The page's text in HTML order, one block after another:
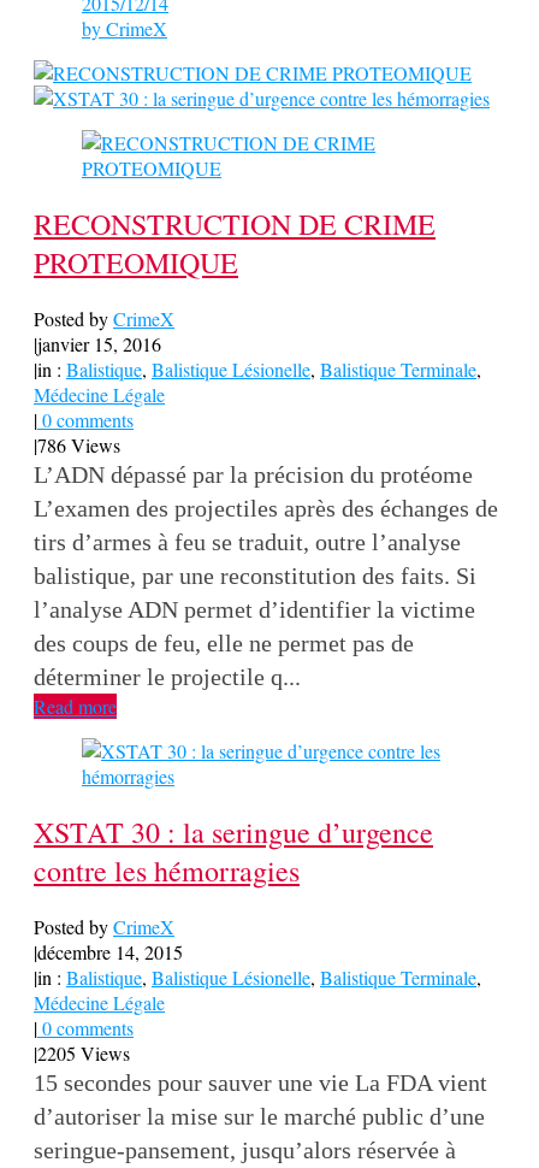
byCrimeX
RECONSTRUCTION DE CRIME
PROTEOMIQUE
Posted byCrimeX
|janvier 15, 2016
|in : Balistique, Balistique Lésionelle, Balistique Terminale,
Médecine Légale
|0 comments
|786 Views
L’ADN dépassé par la précision du protéome
L’examen des projectiles après des échanges de
tirs d’armes à feu se traduit, outre l’analyse
balistique, par une reconstitution des faits. Si
l’analyse ADN permet d’identifier la victime
des coups de feu, elle ne permet pas de
déterminer le projectile q...
Read more
XSTAT 30 : la seringue d’urgence
contre les hémorragies
Posted byCrimeX
|décembre 14, 2015
|in : Balistique, Balistique Lésionelle, Balistique Terminale,
Médecine Légale
|0 comments
|2205 Views
15 secondes pour sauver une vie La FDA vient
d’autoriser la mise sur le marché public d’une
seringue-pansement, jusqu’alors réservée à